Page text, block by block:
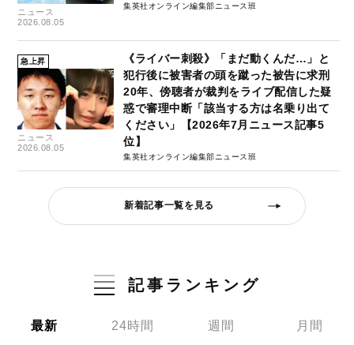
ニュース
2026.08.05
集英社オンライン編集部ニュース班
急上昇
ニュース
2026.08.05
《ライバー刺殺》「まだ動くんだ…」と
犯行後に被害者の頭を蹴った被告に求刑
20年、傍聴者が裁判をライブ配信した疑
惑で審理中断「該当する方は名乗り出て
ください」【2026年7月ニュース記事5
位】
集英社オンライン編集部ニュース班
新着記事一覧を見る
記事ランキング
最新 24時間 週間 月間